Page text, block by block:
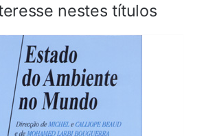
nestes títulos